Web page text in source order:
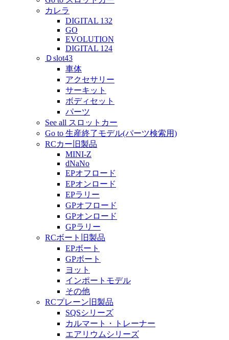
カレラ
DIGITAL 132
GO
EVOLUTION
DIGITAL 124
Ｄslot43
車体
アクセサリー
サーキット
ボディセット
パーツ
See all スロットカー
Go to 生産終了モデル(パーツ検索用)
RCカー旧製品
MINI-Z
dNaNo
EPオフロード
EPオンロード
EPラリー
GPオフロード
GPオンロード
GPラリー
RCボート旧製品
EPボート
GPボート
ヨット
インポートモデル
その他
RCプレーン旧製品
SQSシリーズ
カルマート・トレーナー
エアリウムシリーズ